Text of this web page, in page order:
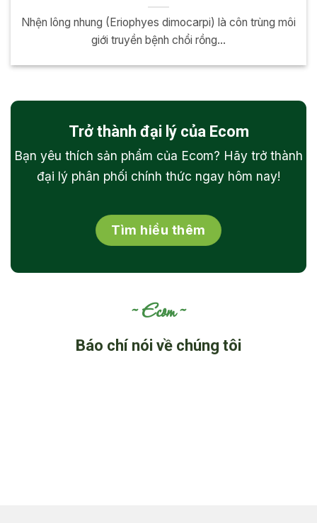
Nhện lông nhung (Eriophyes dimocarpi) là côn trùng môi
giới truyền bệnh chổi rồng...
Trở thành đại lý của Ecom
Bạn yêu thích sản phẩm của Ecom? Hãy trở thành
đại lý phân phối chính thức ngay hôm nay!
Tìm hiều thêm
Ecom
Báo chí nói về chúng tôi